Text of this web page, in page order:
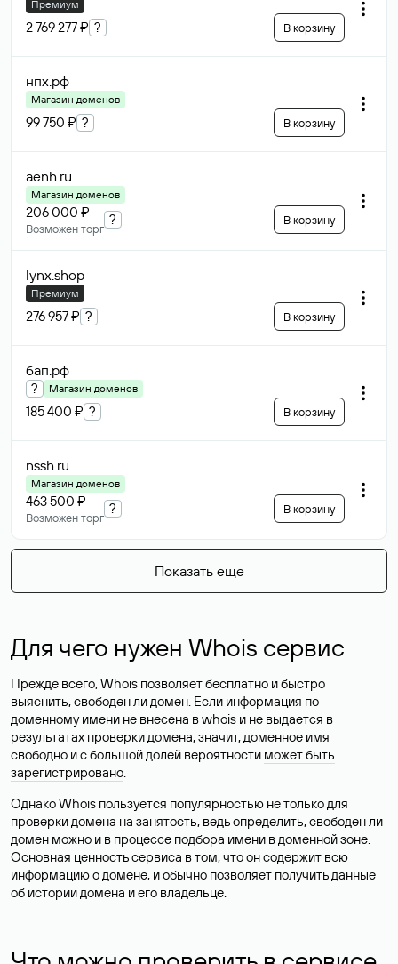
Премиум
2 769 277 ₽ ? В корзину
нпх.рф
Магазин доменов
99 750 ₽ ? В корзину
aenh.ru
Магазин доменов
206 000 ₽
Возможен торг
? В корзину
lynx.shop
Премиум
276 957 ₽ ? В корзину
бап.рф
? Магазин доменов
185 400 ₽ ? В корзину
nssh.ru
Магазин доменов
463 500 ₽
Возможен торг
? В корзину
Показать еще
Для чего нужен Whois сервис
Прежде всего, Whois позволяет бесплатно и быстро
выяснить, свободен ли домен. Если информация по
доменному имени не внесена в whois и не выдается в
результатах проверки домена, значит, доменное имя
свободно и с большой долей вероятности может быть
зарегистрировано.
Однако Whois пользуется популярностью не только для
проверки домена на занятость, ведь определить, свободен ли
домен можно и в процессе подбора имени в доменной зоне.
Основная ценность сервиса в том, что он содержит всю
информацию о домене, и обычно позволяет получить данные
об истории домена и его владельце.